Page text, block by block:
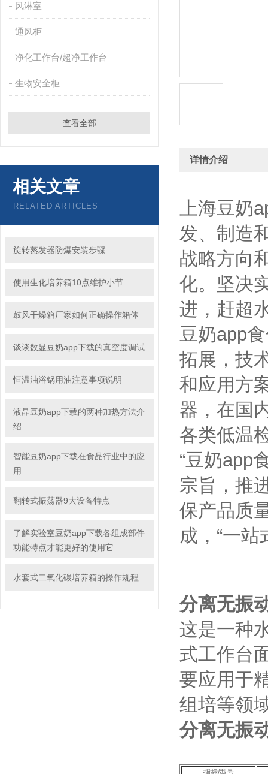
风淋室
通风柜
净化工作台/超净工作台
生物安全柜
查看全部
相关文章
RELATED ARTICLES
旋转蒸发器防爆安装步骤
使用生化培养箱10点维护小节
鼓风干燥箱厂家如何正确操作箱体
谈谈数显豆奶app下载的真空度调试
恒温油浴锅用油注意事项说明
液晶豆奶app下载的两种加热方法介
绍
智能豆奶app下载在食品行业中的应
用
翻转式振荡器9大设备特点
了解实验室豆奶app下载各组成部件
功能特点才能更好的使用它
水套式二氧化碳培养箱的操作规程
详情介绍
上海豆奶
发、制
战略方向和
化。坚
进，赶超
豆奶app食
拓展，
和应用方
器，在
各类低温检
“豆奶app食
宗旨，推
保产品质量
成，“一
分离无振
这是一种
式工作台
要应用于
组培等领域
分离无振
指标/型号